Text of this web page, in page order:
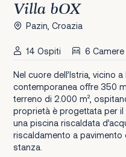
Villa bOX
Pazin, Croazia
14 Ospiti 6 Camere
Nel cuore dell’Istria, vicino
contemporanea offre 350
terreno di 2.000 m²,
proprietà è progettata per
una piscina riscaldata
riscaldamento a pavimento
stanza.